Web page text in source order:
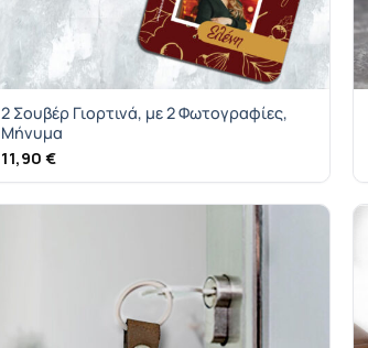
2 Σουβέρ Γιορτινά, με 2 Φωτογραφίες,
Μήνυμα
11,90€